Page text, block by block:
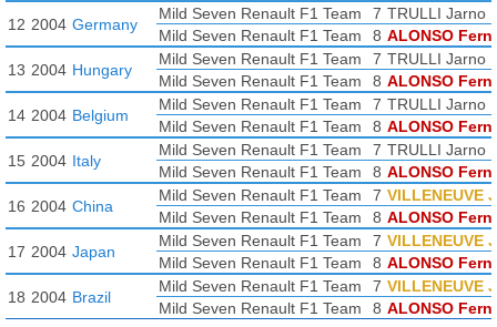
12 2004 Germany
Mild Seven Renault F1 Team 7 TRULLI Jarno
Mild Seven Renault F1 Team
8 ALONSO
13 2004 Hungary
Mild Seven Renault F1 Team 7 TRULLI Jarno
Mild Seven Renault F1 Team
8 ALONSO
14 2004 Belgium
Mild Seven Renault F1 Team 7 TRULLI Jarno
Mild Seven Renault F1 Team
8 ALONSO
15 2004 Italy
Mild Seven Renault F1 Team 7 TRULLI Jarno
Mild Seven Renault F1 Team
8 ALONSO
16 2004 China
Mild Seven Renault F1 Team 7 VILLENEUVE
Mild Seven Renault F1 Team
8 ALONSO
17 2004 Japan
Mild Seven Renault F1 Team 7 VILLENEUVE
Mild Seven Renault F1 Team
8 ALONSO
18 2004 Brazil
Mild Seven Renault F1 Team 7 VILLENEUVE
Mild Seven Renault F1 Team
8 ALONSO